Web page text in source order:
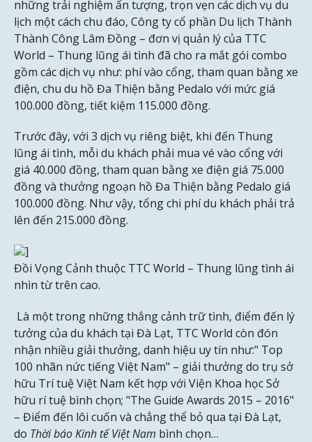
những trải nghiệm ấn tượng, trọn vẹn các dịch vụ du
lịch một cách chu đáo, Công ty cổ phần Du lịch Thành
Thành Công Lâm Đồng – đơn vị quản lý của TTC
World – Thung lũng ái tình đã cho ra mắt gói combo
gồm các dịch vụ như: phí vào cổng, tham quan bằng xe
điện, chu du hồ Đa Thiện bằng Pedalo với mức giá
100.000 đồng, tiết kiệm 115.000 đồng.
Trước đây, với 3 dịch vụ riêng biệt, khi đến Thung
lũng ái tình, mỗi du khách phải mua vé vào cổng với
giá 40.000 đồng, tham quan bằng xe điện giá 75.000
đồng và thưởng ngoạn hồ Đa Thiện bằng Pedalo giá
100.000 đồng. Như vậy, tổng chi phí du khách phải trả
lên đến 215.000 đồng.
]
Đồi Vọng Cảnh thuộc TTC World – Thung lũng tình ái
nhìn từ trên cao.
Là một trong những thắng cảnh trữ tình, điểm đến lý
tưởng của du khách tại Đà Lạt, TTC World còn đón
nhận nhiều giải thưởng, danh hiệu uy tín như:" Top
100 nhãn nức tiếng Việt Nam" – giải thưởng do trụ sở
hữu Trí tuệ Việt Nam kết hợp với Viện Khoa học Sở
hữu rí tuệ bình chọn; "The Guide Awards 2015 – 2016"
– Điểm đến lôi cuốn và chẳng thể bỏ qua tại Đà Lạt,
do Thời báo Kinh tế Việt Nam bình chọn…